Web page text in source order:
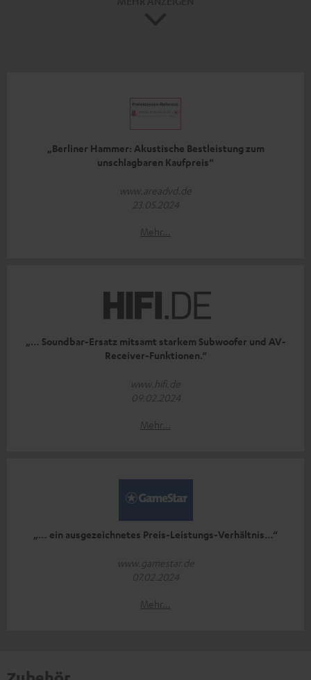
„Berliner Hammer: Akustische Bestleistung zum
unschlagbaren Kaufpreis“
www.areadvd.de
23.05.2024
Mehr...
„… Soundbar-Ersatz mitsamt starkem Subwoofer und AV-
Receiver-Funktionen.“
www.hifi.de
09.02.2024
Mehr...
„… ein ausgezeichnetes Preis-Leistungs-Verhältnis…“
www.gamestar.de
07.02.2024
Mehr...